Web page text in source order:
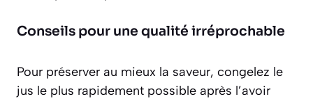
Conseils pour une qualité irréprochable
Pour préserver au mieux la saveur, congelez le
jus le plus rapidement possible après l’avoir